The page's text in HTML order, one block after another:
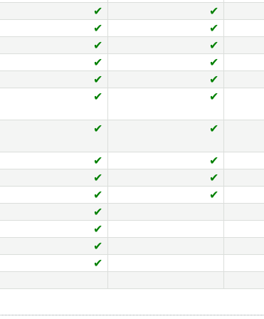
✔
✔
✔
✔
✔
✔
✔
✔
✔
✔
✔
✔
✔
✔
✔
✔
✔
✔
✔
✔
✔
✔
✔
✔